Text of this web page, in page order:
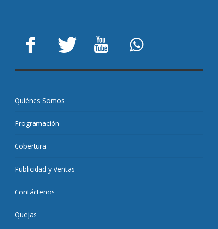
Quiénes Somos
Programación
Cobertura
Publicidad y Ventas
Contáctenos
Quejas